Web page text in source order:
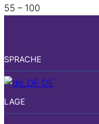
55 – 100
SPRACHE
DE
LAGE